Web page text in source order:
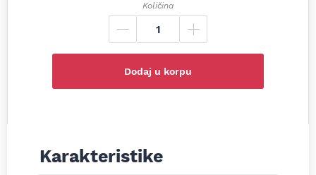
Količina
Dodaj u korpu
Karakteristike